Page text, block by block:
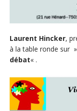
Laurent Hincker,
à la table ronde sur »
débat« .